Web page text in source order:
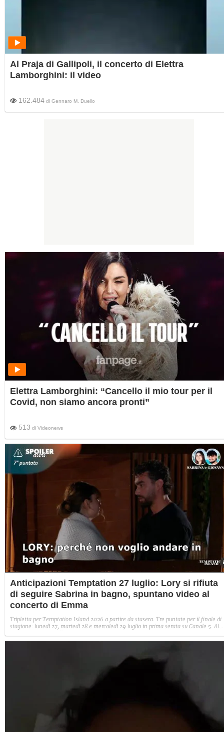
Al Praja di Gallipoli, il concerto di Elettra
Lamborghini: il video
162.484 di Gennaro M. Duello
Elettra Lamborghini: “Cancello il mio tour per il
Covid, non siamo ancora pronti”
513 di Videonews
Anticipazioni Temptation 27 luglio: Lory si rifiuta
di seguire Sabrina in bagno, spuntano video al
concerto di Emma
Tripletta per Temptation Island 2026 a partire da stasera. Tre puntate per il finale di
stagione: lunedì 27, martedì 28 e mercoledì 29 luglio in prima serata su Canale 5. Al
(all'anagrafe Lorenzo Ferrari), che si rifiuta di seguirla in bagno, dove "non ci sono le